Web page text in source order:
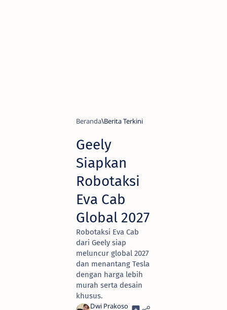
Beranda Berita Terkini
Geely
Siapkan
Robotaksi
Eva Cab
Global 2027
Robotaksi Eva Cab
dari Geely siap
meluncur global 2027
dan menantang Tesla
dengan harga lebih
murah serta desain
khusus.